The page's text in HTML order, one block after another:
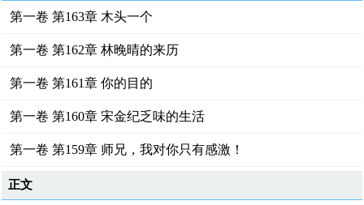
第一卷 第163章 木头一个
第一卷 第162章 林晚晴的来历
第一卷 第161章 你的目的
第一卷 第160章 宋金纪乏味的生活
第一卷 第159章 师兄，我对你只有感激！
正文